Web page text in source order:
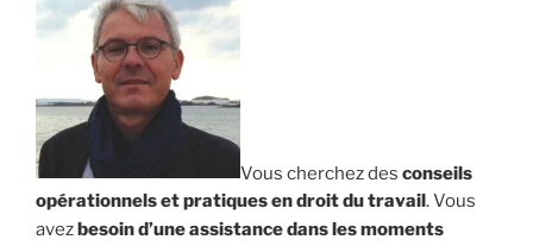
Vous cherchez des conseils
opérationnels et pratiques en droit du travail. Vous
avezbesoin d’une assistance dans les moments